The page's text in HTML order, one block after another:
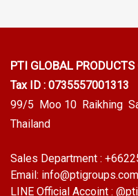
PTI GLOBAL PRODUCTS
Tax ID : 0735557001313
99/5 Moo 10 Raikhing
Thailand
Sales Department :
Email: info@ptigroups.com
LINE Official Accoint :